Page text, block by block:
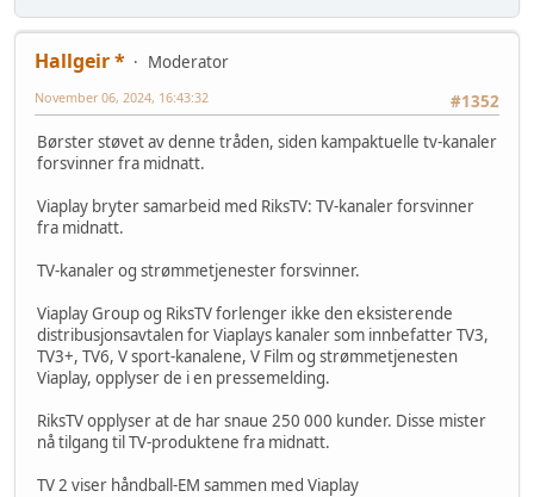
Hallgeir *
Moderator
#1352
November 06, 2024, 16:43:32
Børster støvet av denne tråden, siden kampaktuelle tv-kanaler
forsvinner fra midnatt.
Viaplay bryter samarbeid med RiksTV: TV-kanaler forsvinner
fra midnatt.
TV-kanaler og strømmetjenester forsvinner.
Viaplay Group og RiksTV forlenger ikke den eksisterende
distribusjonsavtalen for Viaplays kanaler som innbefatter TV3,
TV3+, TV6, V sport-kanalene, V Film og strømmetjenesten
Viaplay, opplyser de i en pressemelding.
RiksTV opplyser at de har snaue 250 000 kunder. Disse mister
nå tilgang til TV-produktene fra midnatt.
TV 2 viser håndball-EM sammen med Viaplay